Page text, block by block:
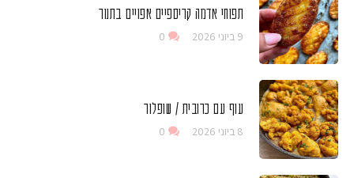
תפוחי אדמה קריספיים אפויים בתנור
9 ביוני 2026 0
עוף עם כרובית / שופלור
8 ביוני 2026 0